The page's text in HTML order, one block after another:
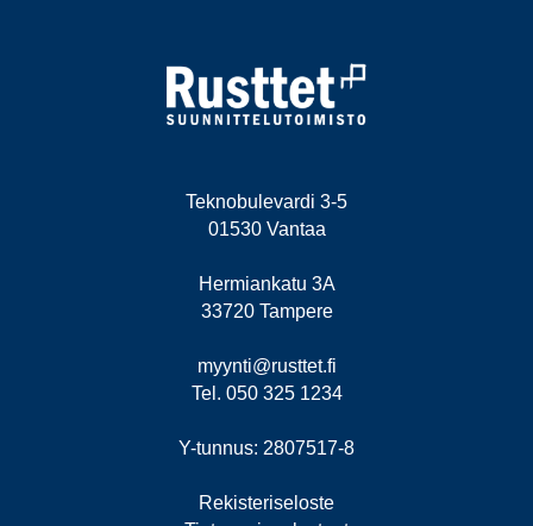
Teknobulevardi 3-5
01530 Vantaa
Hermiankatu 3A
33720 Tampere
myynti@rusttet.fi
Tel. 050 325 1234
Y-tunnus: 2807517-8
Rekisteriseloste